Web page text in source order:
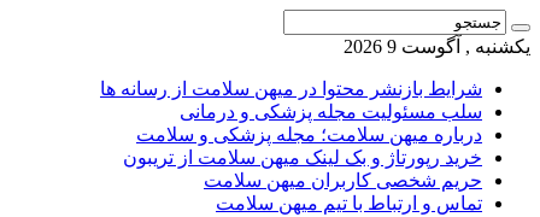
یکشنبه , آگوست 9 2026
شرایط بازنشر محتوا در میهن سلامت از رسانه ها
سلب مسئولیت مجله پزشکی و درمانی
درباره میهن سلامت؛ مجله پزشکی و سلامت
خرید رپورتاژ و بک لینک میهن سلامت از تریبون
حریم شخصی کاربران میهن سلامت
تماس و ارتباط با تیم میهن سلامت